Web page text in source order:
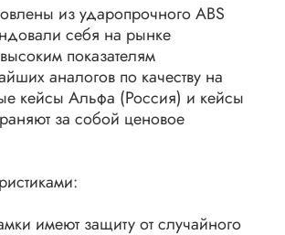
из ударопрочного ABS
себя на рынке
показателям
аналогов по качеству на
кейсы Альфа (Россия) и кейсы
за собой ценовое
имеют защиту от случайного